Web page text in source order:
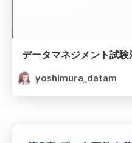
yoshimura_datam